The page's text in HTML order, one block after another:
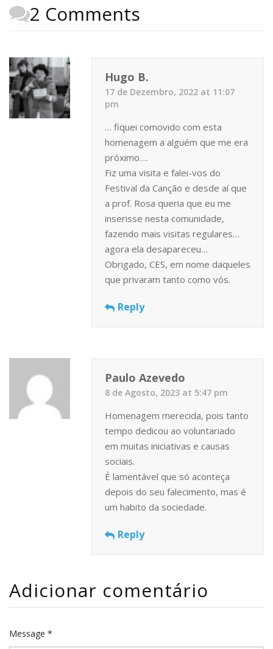
2 Comments
Hugo B.
17 de Dezembro, 2022 at 11:07
pm
… fiquei comovido com esta
homenagem a alguém que me era
próximo….
Fiz uma visita e falei-vos do
Festival da Canção e desde aí que
a prof. Rosa queria que eu me
inserisse nesta comunidade,
fazendo mais visitas regulares…
agora ela desapareceu…
Obrigado, CES, em nome daqueles
que privaram tanto como vós.
Reply
Paulo Azevedo
8 de Agosto, 2023 at 5:47 pm
Homenagem merecida, pois tanto
tempo dedicou ao voluntariado
em muitas iniciativas e causas
sociais.
È lamentável que só aconteça
depois do seu falecimento, mas é
um habito da sociedade.
Reply
Adicionar comentário
Message *